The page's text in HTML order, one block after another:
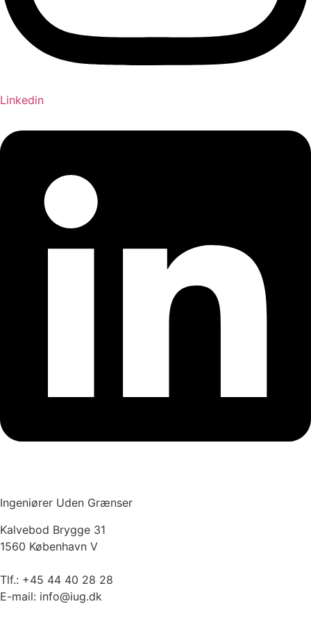
Linkedin
Ingeniører Uden Grænser
Kalvebod Brygge 31
1560 København V
Tlf.: +45 44 40 28 28
E-mail: info@iug.dk